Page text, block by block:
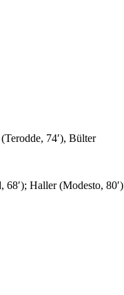
74′), Bülter
Haller (Modesto, 80′)